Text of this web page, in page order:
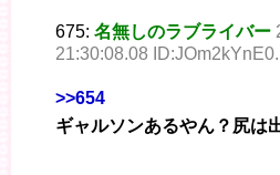
675: 名無しのラブライバー
21:30:08.08
>>654
ギャルソンあるやん？尻は